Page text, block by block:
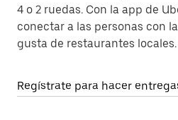
4 o 2 ruedas. Con la app de
conectar a las personas con
gusta de restaurantes locales.
Regístrate para hacer